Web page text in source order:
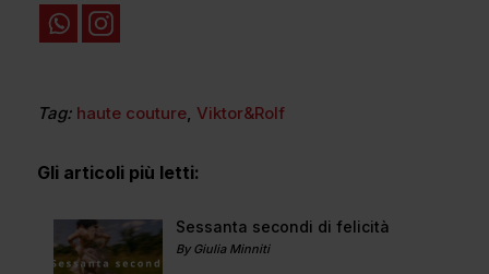
Tag: haute couture, Viktor&Rolf
Gli articoli più letti:
Sessanta secondi di felicità
By Giulia Minniti